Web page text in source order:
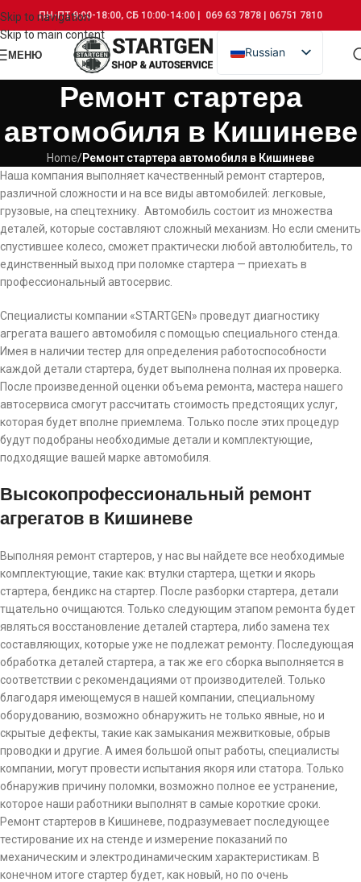
Skip to navigation
Skip to main content
ПН-ПТ 9:00-18:00, СБ 10:00-14:00 | 069 63 7878 | 06751 7810
МЕНЮ
Russian
Romanian
Ремонт стартера
автомобиля в Кишиневе
Home/Ремонт стартера автомобиля в Кишиневе
Наша компания выполняет качественный ремонт стартеров,
различной сложности и на все виды автомобилей: легковые,
грузовые, на спецтехнику. Автомобиль состоит из множества
деталей, которые составляют сложный механизм. Но если сменить
спустившее колесо, сможет практически любой автолюбитель, то
единственный выход при поломке стартера — приехать в
профессиональный автосервис.
Специалисты компании «STARTGEN» проведут диагностику
агрегата вашего автомобиля с помощью специального стенда.
Имея в наличии тестер для определения работоспособности
каждой детали стартера, будет выполнена полная их проверка.
После произведенной оценки объема ремонта, мастера нашего
автосервиса смогут рассчитать стоимость предстоящих услуг,
которая будет вполне приемлема. Только после этих процедур
будут подобраны необходимые детали и комплектующие,
подходящие вашей марке автомобиля.
Высокопрофессиональный ремонт
агрегатов в Кишиневе
Выполняя ремонт стартеров, у нас вы найдете все необходимые
комплектующие, такие как: втулки стартера, щетки и якорь
стартера, бендикс на стартер. После разборки стартера, детали
тщательно очищаются. Только следующим этапом ремонта будет
являться восстановление деталей стартера, либо замена тех
составляющих, которые уже не подлежат ремонту. Последующая
обработка деталей стартера, а так же его сборка выполняется в
соответствии с рекомендациями от производителей. Только
благодаря имеющемуся в нашей компании, специальному
оборудованию, возможно обнаружить не только явные, но и
скрытые дефекты, такие как замыкания межвитковые, обрыв
проводки и другие. А имея большой опыт работы, специалисты
компании, могут провести испытания якоря или статора. Только
обнаружив причину поломки, возможно полное ее устранение,
которое наши работники выполнят в самые короткие сроки.
Ремонт стартеров в Кишиневе, подразумевает последующее
тестирование их на стенде и измерение показаний по
механическим и электродинамическим характеристикам. В
конечном итоге стартер будет, как новый, но по очень